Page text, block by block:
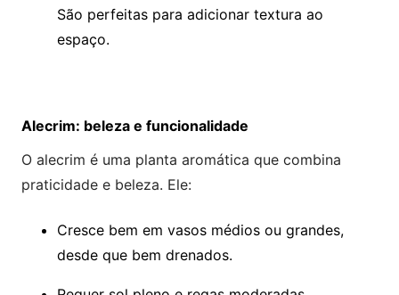
São perfeitas para adicionar textura ao
espaço.
Alecrim: beleza e funcionalidade
O alecrim é uma planta aromática que combina
praticidade e beleza. Ele:
Cresce bem em vasos médios ou grandes,
desde que bem drenados.